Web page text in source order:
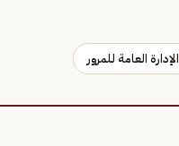
الإدارة العامة للمرور